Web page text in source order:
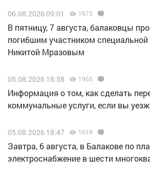
06.08.2026 09:01 1673
В пятницу, 7 августа, балаковцы
погибшим участником специальной
Никитой Мразовым
05.08.2026 18:58 1965
Информация о том, как сделать
коммунальные услуги, если вы
05.08.2026 18:47 1619
Завтра, 6 августа, в Балакове по
электроснабжение в шести